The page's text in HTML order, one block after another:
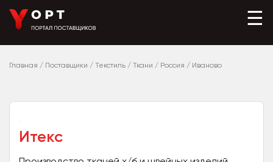
☰
Главная / Поставщики / Текстиль / Ткани / Россия / Иваново
Итекс